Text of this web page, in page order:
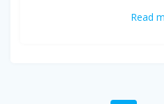
Read